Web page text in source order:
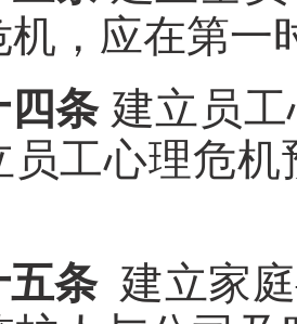
机，应在第一
四条 建立员
员工心理危
五条 建立家庭